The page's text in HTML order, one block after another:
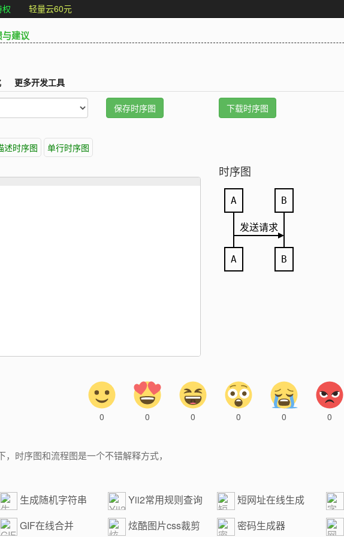
轻量云60元
与建议
更多开发工具
述时序图 单行时序图
时序图
A
A
B
B
发送请求
0 0 0 0 0 0
时序图和流程图是一个不错解释方式，
生成随机字符串 Yii2常用规则查询
短网址在线生成
器
GIF在线合并 炫酷图片css裁剪 密码生成器